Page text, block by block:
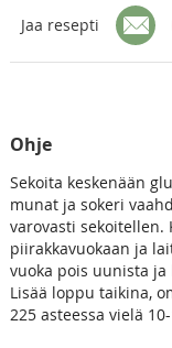
Jaa resepti
Ohje
Sekoita keskenään
munat ja sokeri
varovasti
piirakkavuokaan ja
vuoka pois uunista ja
Lisää loppu taikina,
225 asteessa vielä